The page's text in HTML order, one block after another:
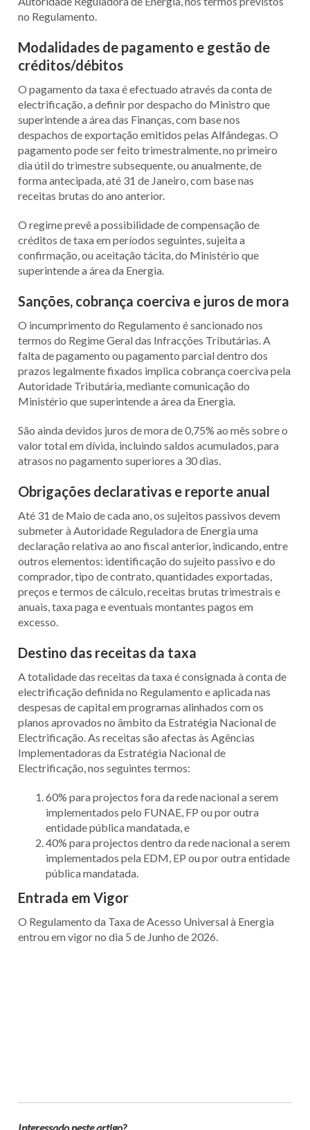
no Regulamento.
Modalidades de pagamento e gestão de
créditos/débitos
O pagamento da taxa é efectuado através da conta de
electrificação, a definir por despacho do Ministro que
superintende a área das Finanças, com base nos
despachos de exportação emitidos pelas Alfândegas. O
pagamento pode ser feito trimestralmente, no primeiro
dia útil do trimestre subsequente, ou anualmente, de
forma antecipada, até 31 de Janeiro, com base nas
receitas brutas do ano anterior.
O regime prevê a possibilidade de compensação de
créditos de taxa em períodos seguintes, sujeita a
confirmação, ou aceitação tácita, do Ministério que
superintende a área da Energia.
Sanções, cobrança coerciva e juros de mora
O incumprimento do Regulamento é sancionado nos
termos do Regime Geral das Infracções Tributárias. A
falta de pagamento ou pagamento parcial dentro dos
prazos legalmente fixados implica cobrança coerciva pela
Autoridade Tributária, mediante comunicação do
Ministério que superintende a área da Energia.
São ainda devidos juros de mora de 0,75% ao mês sobre o
valor total em dívida, incluindo saldos acumulados, para
atrasos no pagamento superiores a 30 dias.
Obrigações declarativas e reporte anual
Até 31 de Maio de cada ano, os sujeitos passivos devem
submeter à Autoridade Reguladora de Energia uma
declaração relativa ao ano fiscal anterior, indicando, entre
outros elementos: identificação do sujeito passivo e do
comprador, tipo de contrato, quantidades exportadas,
preços e termos de cálculo, receitas brutas trimestrais e
anuais, taxa paga e eventuais montantes pagos em
excesso.
Destino das receitas da taxa
A totalidade das receitas da taxa é consignada à conta de
electrificação definida no Regulamento e aplicada nas
despesas de capital em programas alinhados com os
planos aprovados no âmbito da Estratégia Nacional de
Electrificação. As receitas são afectas às Agências
Implementadoras da Estratégia Nacional de
Electrificação, nos seguintes termos:
60% para projectos fora da rede nacional a serem
implementados pelo FUNAE, FP ou por outra
entidade pública mandatada, e
40% para projectos dentro da rede nacional a serem
implementados pela EDM, EP ou por outra entidade
pública mandatada.
Entrada em Vigor
O Regulamento da Taxa de Acesso Universal à Energia
entrou em vigor no dia 5 de Junho de 2026.